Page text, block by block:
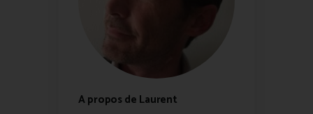
A propos de Laurent